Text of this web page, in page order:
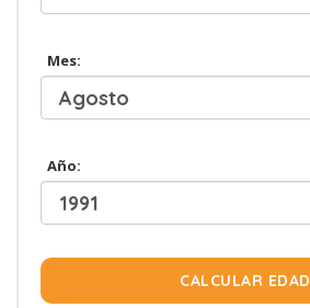
Mes:
Año:
CALCULAR EDAD